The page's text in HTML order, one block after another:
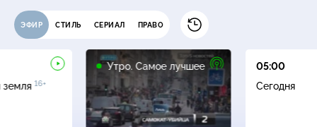
ЭФИР СТИЛЬ СЕРИАЛ ПРАВО
земля 16+
Утро. Самое лучшее
16+
05:00
Сегодня